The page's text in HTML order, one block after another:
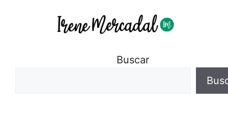
Buscar